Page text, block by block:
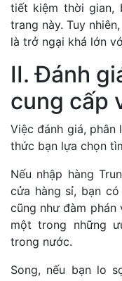
tiết kiệm thời gian,
trang này. Tuy
là trở ngại khá lớn
II. Đánh
cung cấp
Việc đánh giá, phân
thức bạn lựa chọn
Nếu nhập hàng
cửa hàng sỉ, bạn
cũng như đàm
một trong những
trong nước.
Song, nếu bạn lo